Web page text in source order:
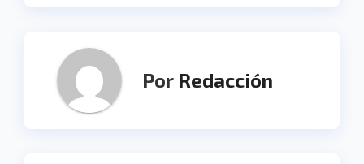
Por Redacción